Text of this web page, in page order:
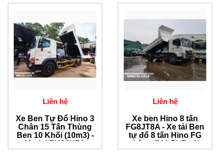
Liên hệ
Xe Ben Tự Đổ Hino 3
Chân 15 Tấn Thùng
Ben 10 Khối (10m3) -
Model FM8JN7A
Liên hệ
Xe ben Hino 8 tấn
FG8JT8A - Xe tải Ben
tự đổ 8 tấn Hino FG
thùng 7 khối (7m3)